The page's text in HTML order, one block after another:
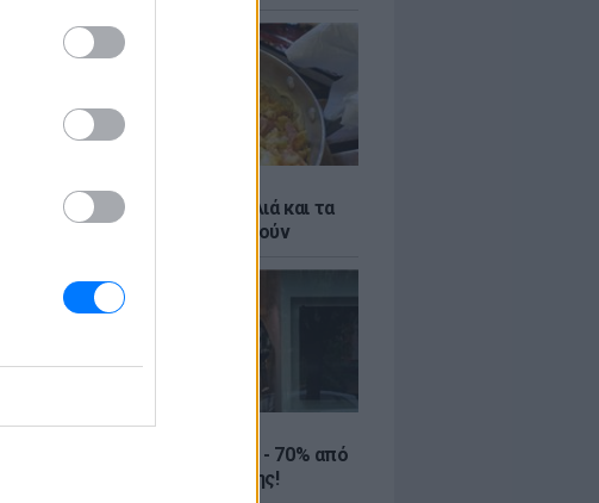
Ελληνικό γιαούρτι: Μία κουταλιά και τα
scrambled eggs θα απογειωθούν
ΚΕΡΔΙΣΤΕ
Καλοκαιρινές εκπτώσεις έως - 70% από
τα μεγαλύτερα eshops ένδυσης!